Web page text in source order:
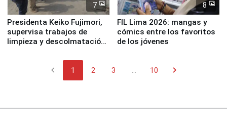
7
Presidenta Keiko Fujimori,
supervisa trabajos de
limpieza y descolmatación
8
FIL Lima 2026: mangas y
cómics entre los favoritos
de los jóvenes
chevron_left 1 2 3 10 chevron_right